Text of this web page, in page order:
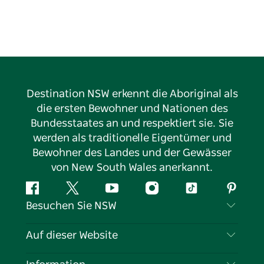
Destination NSW erkennt die Aboriginal als
die ersten Bewohner und Nationen des
Bundesstaates an und respektiert sie. Sie
werden als traditionelle Eigentümer und
Bewohner des Landes und der Gewässer
von New South Wales anerkannt.
FacebookTwitter YouTubeInstagramTikTok
Besuchen Sie NSW
Kontaktieren Sie uns
Auf dieser Website
Reiseziele